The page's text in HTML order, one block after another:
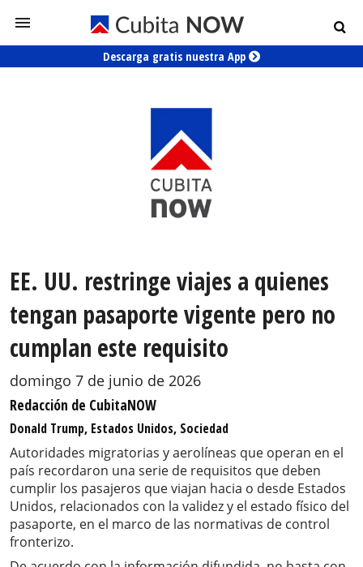
Descarga gratis nuestra App
EE. UU. restringe viajes a quienes
tengan pasaporte vigente pero no
cumplan este requisito
domingo 7 de junio de 2026
Redacción de CubitaNOW
Donald Trump, Estados Unidos, Sociedad
Autoridades migratorias y aerolíneas que operan en el
país recordaron una serie de requisitos que deben
cumplir los pasajeros que viajan hacia o desde Estados
Unidos, relacionados con la validez y el estado físico del
pasaporte, en el marco de las normativas de control
fronterizo.